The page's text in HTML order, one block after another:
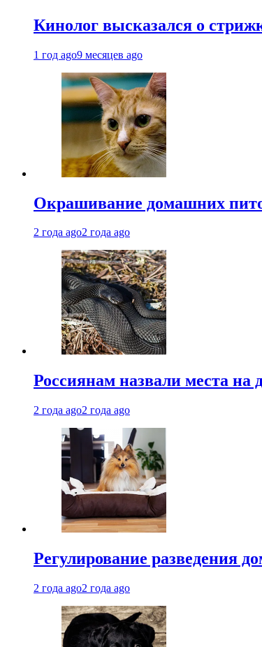
Кинолог высказался о
1 год ago9 месяцев ago
Окрашивание домашних
2 года ago2 года ago
Россиянам назвали места на
2 года ago2 года ago
Регулирование разведения
2 года ago2 года ago